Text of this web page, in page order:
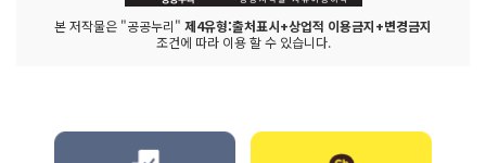
본 저작물은 "공공누리" 제4유형:출처표시+상업적 이용금지+변경금지
조건에 따라 이용 할 수 있습니다.